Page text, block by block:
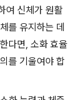
여 신체가 원활
를 유지하는 데
다면, 소화 효율
를 기울여야 합